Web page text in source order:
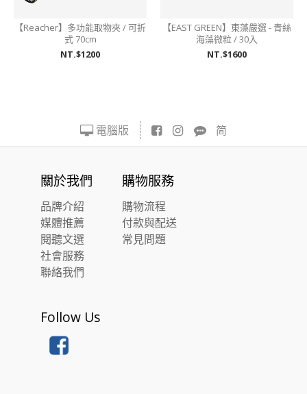
【Reacher】多功能取物夾 / 可折
式 70cm
NT.$1200
【EAST GREEN】東藻嚴選 - 青絲
海藻微粒 / 30入
NT.$1600
電腦版 简
關於我們
品牌介紹
媒體推薦
閱聽文選
社會服務
聯絡我們
購物服務
購物流程
付款與配送
常見問題
Follow Us